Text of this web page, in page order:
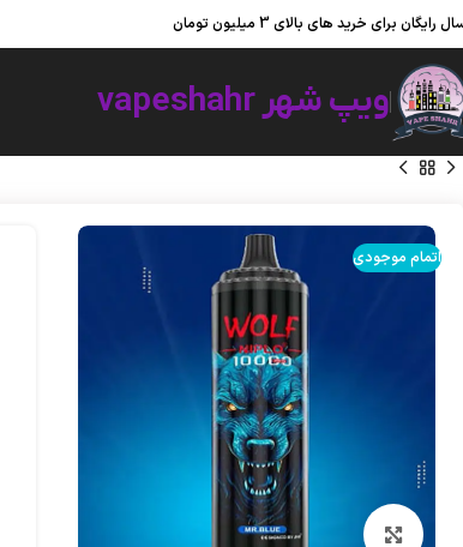
رایگان برای خرید های بالای 3 میلیون تومان
ویپ شهر vapeshahr
اتمام موجودی
بزرگنمایی تصویر
ویپ شهر ؛ به شهر ویپ و پاد یکبار مصرف خوش آمدید.